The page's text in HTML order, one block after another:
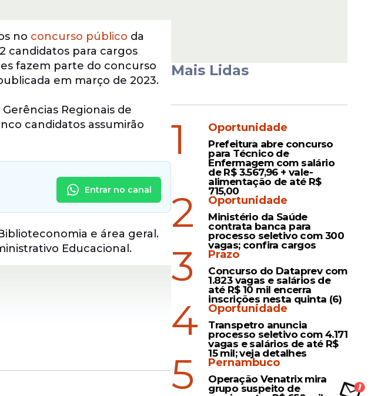
no concurso público da
candidatos para cargos
fazem parte do concurso
em março de 2023.
Regionais de
candidatos assumirão
Entrar no canal
e área geral.
Educacional.
Mais Lidas
1 Oportunidade
Prefeitura abre concurso
para Técnico de
Enfermagem com salário
de R$ 3.567,96 + vale-
alimentação de até R$
715,00
2 Oportunidade
Ministério da Saúde
contrata banca para
processo seletivo com 300
vagas; confira cargos
3 Prazo
Concurso do Dataprev com
1.823 vagas e salários de
até R$ 10 mil encerra
inscrições nesta quinta (6)
4 Oportunidade
Transpetro anuncia
processo seletivo com 4.171
vagas e salários de até R$
15 mil; veja detalhes
5 Pernambuco
Operação Venatrix mira
grupo suspeito de